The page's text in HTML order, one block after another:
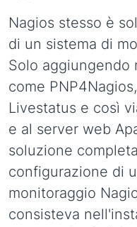
Nagios stesso è
di un sistema di
Solo aggiungendo
come
Livestatus e così
e al server web
soluzione
configurazione di
monitoraggio
consisteva